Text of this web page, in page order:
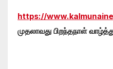
https://
முதலாவது பிறந்தநாள்